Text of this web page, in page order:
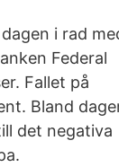
i rad
Federal
Fallet på
Bland
det negativa